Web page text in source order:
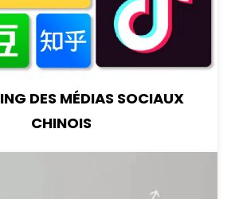
DES MÉDIAS SOCIAUX
CHINOIS